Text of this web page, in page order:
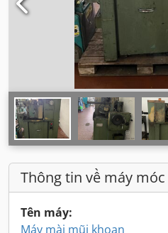
Thông tin về máy móc
Tên máy:
Máy mài mũi khoan